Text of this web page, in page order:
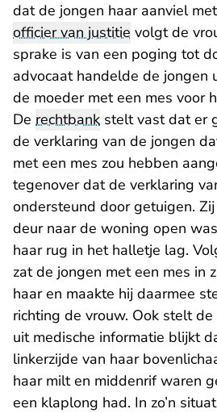
dat de jongen haar aanviel
officier van justitie volgt de
sprake is van een poging tot
advocaat handelde de jongen
de moeder met een mes voor
De rechtbank stelt vast dat er
de verklaring van de jongen
met een mes zou hebben
tegenover dat de verklaring
ondersteund door getuigen.
deur naar de woning open
haar rug in het halletje lag.
zat de jongen met een mes in
haar en maakte hij daarmee
richting de vrouw. Ook stelt
uit medische informatie blijkt
linkerzijde van haar
haar milt en middenrif waren
een klaplong had. In zo’n